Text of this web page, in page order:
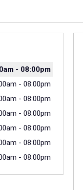
- 08:00pm
- 08:00pm
- 08:00pm
- 08:00pm
- 08:00pm
- 08:00pm
- 08:00pm